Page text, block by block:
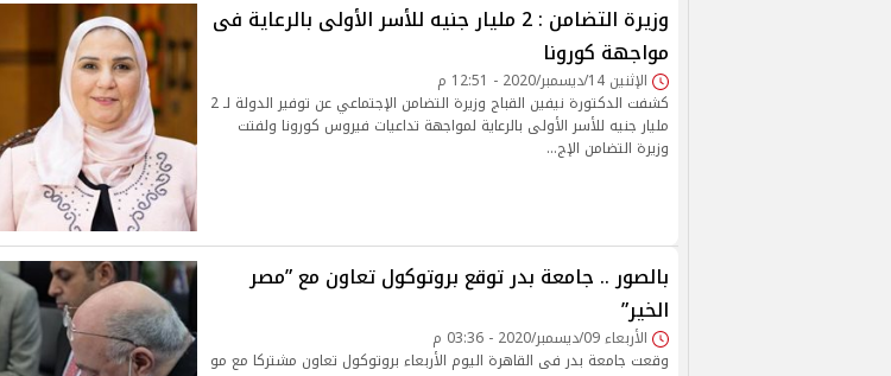
وزيرة التضامن : 2 مليار جنيه للأسر الأولى بالرعاية فى
مواجهة كورونا
الإثنين 14/ديسمبر/2020 - 12:51 م
كشفت الدكتورة نيفين القباج وزيرة التضامن الإجتماعي عن توفير الدولة لـ 2
مليار جنيه للأسر الأولى بالرعاية لمواجهة تداعيات فيروس كورونا ولفتت
وزيرة التضامن الإج…
بالصور .. جامعة بدر توقع بروتوكول تعاون مع ”مصر
الخير”
الأربعاء 09/ديسمبر/2020 - 03:36 م
وقعت جامعة بدر فى القاهرة اليوم الأربعاء بروتوكول تعاون مشتركا مع مو